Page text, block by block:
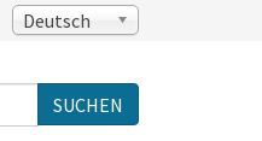
Deutsch
Suche
SUCHEN